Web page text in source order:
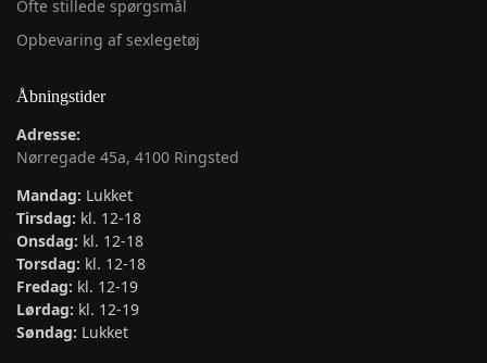
Ofte stillede spørgsmål
Opbevaring af sexlegetøj
Åbningstider
Adresse:
Nørregade 45a, 4100 Ringsted
Mandag: Lukket
Tirsdag: kl. 12-18
Onsdag: kl. 12-18
Torsdag: kl. 12-18
Fredag: kl. 12-19
Lørdag: kl. 12-19
Søndag: Lukket